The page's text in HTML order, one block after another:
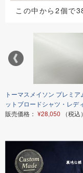
この中から2個で
トーマスメイソン プレミア
ットブロードシャツ・レデ
販売価格： ¥28,050 （税込）